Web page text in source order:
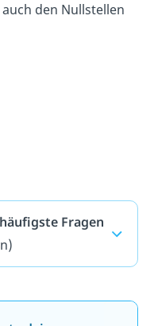
den Nullstellen
Fragen